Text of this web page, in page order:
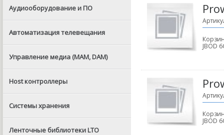
Аудиооборудование и ПО
Автоматизация телевещания
Управление медиа (MAM, DAM)
Host контроллеры
Системы хранения
Ленточные библиотеки LTO
JBOD
JBOD